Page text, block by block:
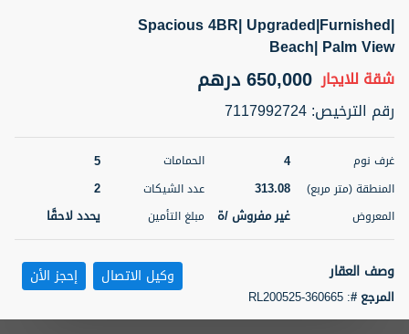
ELBRUS TOWER UNIT 2701 ON RENT
شقةللإيجار 95,000 درهم
سرير
1
71.39
مفروش/ ة 2
اسم الوسيط
ABDEMANAF EQBALBHAI KHANBHAI
KHANBHAI EQBALBHAI SIRAJUDDIN
أتصل
الأن
5 أشهر +
Spacious 4BR| Upgraded|Furnished|
Beach| Palm View
شقة للايجار 650,000 درهم
رقم الترخيص:
7117992724
غرف نوم 4 الحمامات 5
المنطقة (متر مربع) 313.08 عدد الشيكات 2
المعروض غير مفروش /ة مبلغ التأمين يحدد لاحقًا
وصف العقار
المرجع #:
RL200525-360665
وكيل الاتصال إحجز الأن تصفية المفضلة خريطة